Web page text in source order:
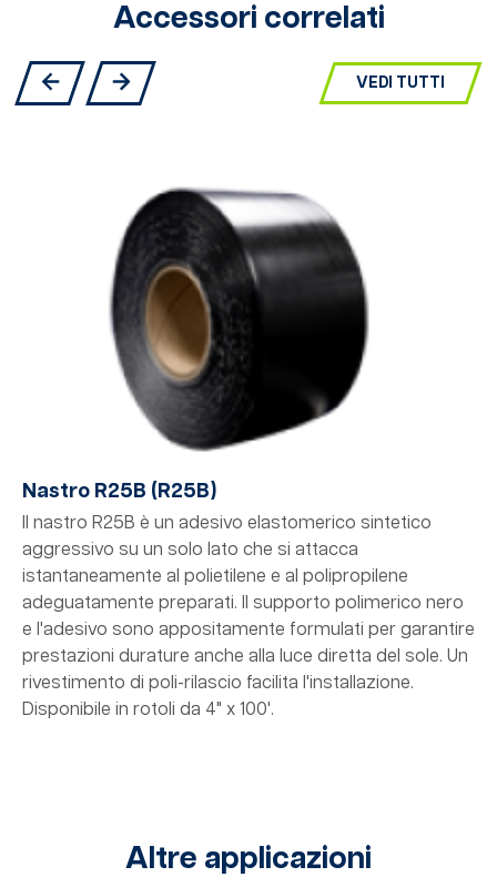
Accessori correlati
VEDI TUTTI
Nastro R25B (R25B)
Il nastro R25B è un adesivo elastomerico sintetico
aggressivo su un solo lato che si attacca
istantaneamente al polietilene e al polipropilene
adeguatamente preparati. Il supporto polimerico nero
e l'adesivo sono appositamente formulati per garantire
prestazioni durature anche alla luce diretta del sole. Un
rivestimento di poli-rilascio facilita l'installazione.
Disponibile in rotoli da 4" x 100'.
Altre applicazioni